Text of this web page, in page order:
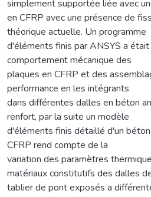
simplement supportée liée avec
en CFRP avec une présence de
théorique actuelle. Un programme
d'éléments finis par ANSYS a
comportement mécanique des
plaques en CFRP et des
performance en les intégrants
dans différentes dalles en béton
renfort, par la suite un modèle
d'éléments finis détaillé d'un
CFRP rend compte de la
variation des paramètres
matériaux constitutifs des dalles
tablier de pont exposés a